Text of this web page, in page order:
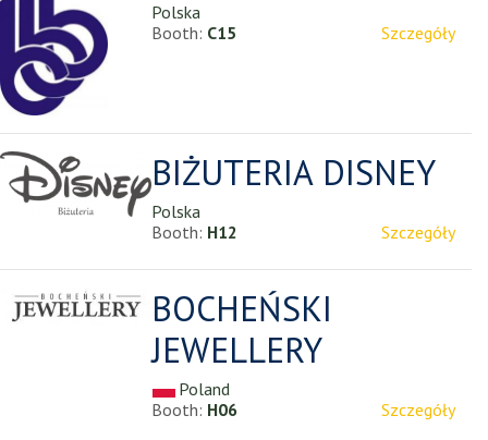
Polska
Booth: C15 Szczegóły
BIŻUTERIA DISNEY
Polska
Booth: H12 Szczegóły
BOCHEŃSKI
JEWELLERY
Poland
Booth: H06 Szczegóły